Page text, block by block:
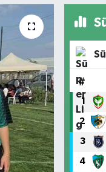
#
1
2
3
4